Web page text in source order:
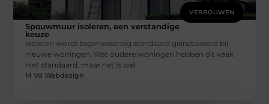
VERBOUWEN
Spouwmuur isoleren, een verstandige
keuze
Isoleren wordt tegenwoordig standaard geïnstalleerd bij
nieuwe woningen. Wat oudere woningen hebben dit vaak
niet standaard, maar het is wel
M Vd Webdesign